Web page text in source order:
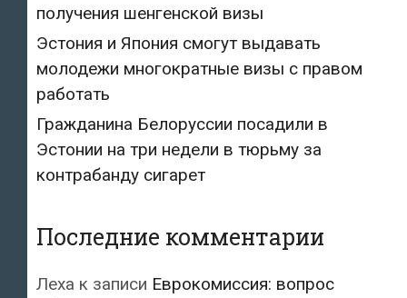
получения шенгенской визы
Эстония и Япония смогут выдавать
молодежи многократные визы с правом
работать
Гражданина Белоруссии посадили в
Эстонии на три недели в тюрьму за
контрабанду сигарет
Последние комментарии
Леха к записи Еврокомиссия: вопрос